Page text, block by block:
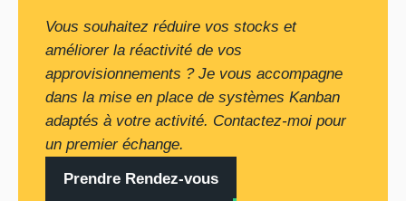
Vous souhaitez réduire vos stocks et
améliorer la réactivité de vos
approvisionnements ? Je vous accompagne
dans la mise en place de systèmes Kanban
adaptés à votre activité. Contactez-moi pour
un premier échange.
Prendre Rendez-vous